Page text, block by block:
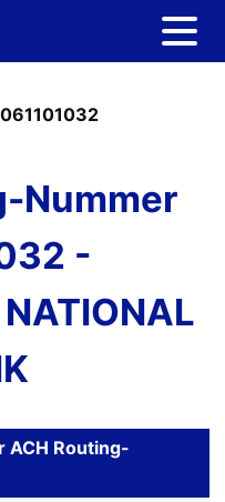
061101032
Nummer
-
ACH Routing-